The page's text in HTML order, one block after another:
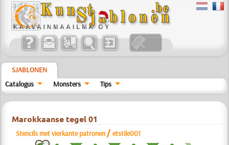
SJABLONEN
Catalogus
Monsters Tips
Marokkaanse tegel 01
Stencils met vierkante patronen /etstile001